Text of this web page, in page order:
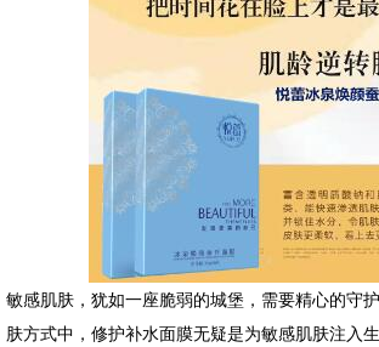
敏感肌肤，犹如一座脆弱的城堡，需要精心的守
肤方式中，修护补水面膜无疑是为敏感肌肤注入